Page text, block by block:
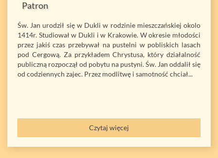
Patron
Św. Jan urodził się w Dukli w rodzinie mieszczańskiej okolo
1414r. Studiował w Dukli i w Krakowie. W okresie młodości
przez jakiś czas przebywał na pustelni w pobliskich lasach
pod Cergową. Za przykładem Chrystusa, który działalność
publiczną rozpoczął od pobytu na pustyni. Św. Jan oddalił się
od codziennych zajec. Przez modlitwę i samotność chciał...
Czytaj więcej